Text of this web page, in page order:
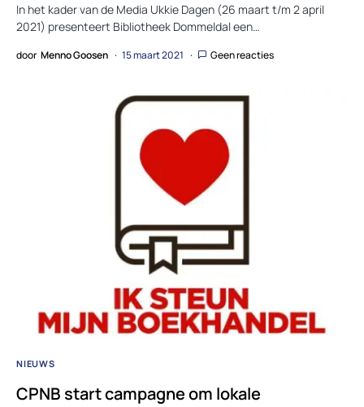
In het kader van de Media Ukkie Dagen (26 maart t/m 2 april
2021) presenteert Bibliotheek Dommeldal een…
door Menno Goosen 15 maart 2021 Geen reacties
NIEUWS
CPNB start campagne om lokale